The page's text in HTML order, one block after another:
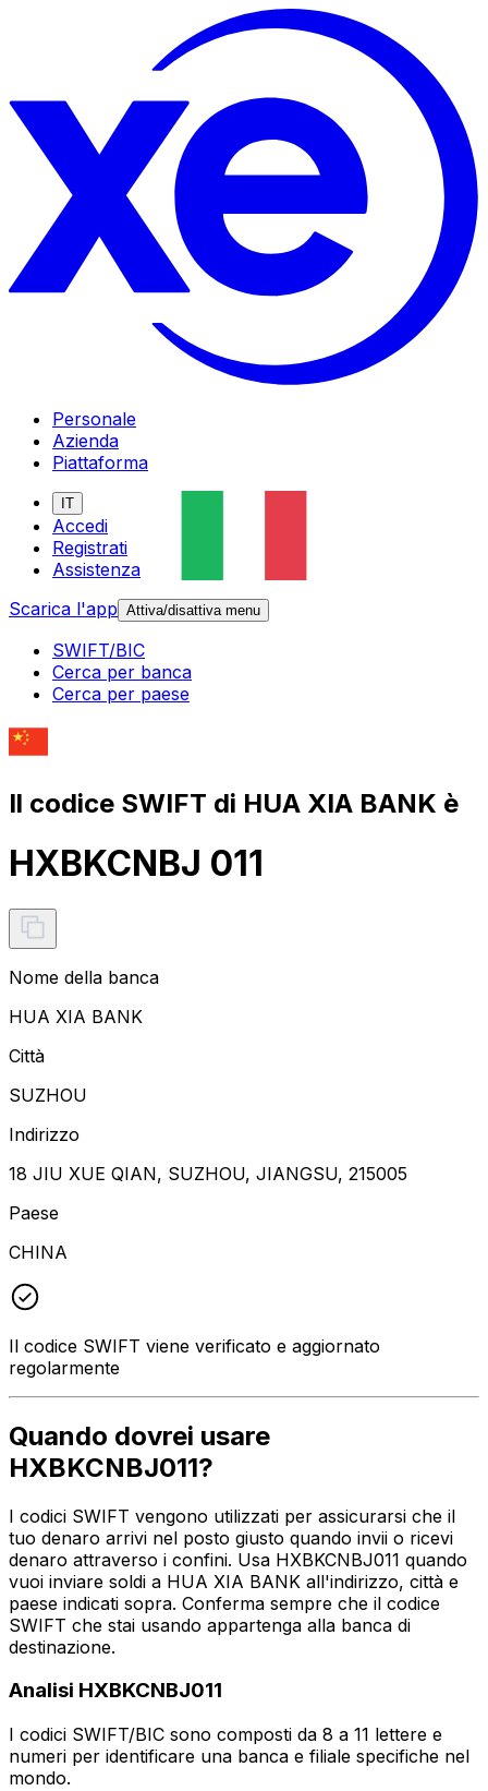
Personale
Azienda
Piattaforma
IT
Accedi
Registrati
Assistenza
Scarica l'app Attiva/disattiva menu
SWIFT/BIC
Cerca per banca
Cerca per paese
Il codice SWIFT di HUA XIA BANK è
HXBKCNBJ 011
Nome della banca
HUA XIA BANK
Città
SUZHOU
Indirizzo
18 JIU XUE QIAN, SUZHOU, JIANGSU, 215005
Paese
CHINA
Il codice SWIFT viene verificato e aggiornato
regolarmente
Quando dovrei usare
HXBKCNBJ011?
I codici SWIFT vengono utilizzati per assicurarsi che il
tuo denaro arrivi nel posto giusto quando invii o ricevi
denaro attraverso i confini. Usa HXBKCNBJ011 quando
vuoi inviare soldi a HUA XIA BANK all'indirizzo, città e
paese indicati sopra. Conferma sempre che il codice
SWIFT che stai usando appartenga alla banca di
destinazione.
Analisi HXBKCNBJ011
I codici SWIFT/BIC sono composti da 8 a 11 lettere e
numeri per identificare una banca e filiale specifiche nel
mondo.